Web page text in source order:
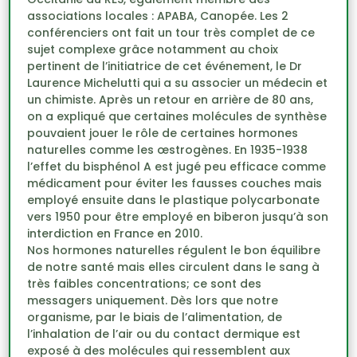
associations locales : APABA, Canopée. Les 2
conférenciers ont fait un tour très complet de ce
sujet complexe grâce notamment au choix
pertinent de l’initiatrice de cet événement, le Dr
Laurence Michelutti qui a su associer un médecin et
un chimiste. Après un retour en arrière de 80 ans,
on a expliqué que certaines molécules de synthèse
pouvaient jouer le rôle de certaines hormones
naturelles comme les œstrogènes. En 1935-1938
l’effet du bisphénol A est jugé peu efficace comme
médicament pour éviter les fausses couches mais
employé ensuite dans le plastique polycarbonate
vers 1950 pour être employé en biberon jusqu’à son
interdiction en France en 2010.
Nos hormones naturelles régulent le bon équilibre
de notre santé mais elles circulent dans le sang à
très faibles concentrations; ce sont des
messagers uniquement. Dès lors que notre
organisme, par le biais de l’alimentation, de
l’inhalation de l’air ou du contact dermique est
exposé à des molécules qui ressemblent aux